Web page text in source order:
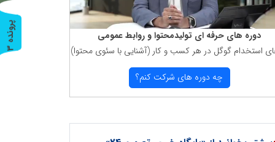
دوره های حرفه ای تولیدمحتوا و روابط عمومی
استخدام گوگل در هر كسب و كار (آشنایی با سئوی محتوا)
چه دوره های شركت كنم؟
پ
ر
و
ن
د
ه
3